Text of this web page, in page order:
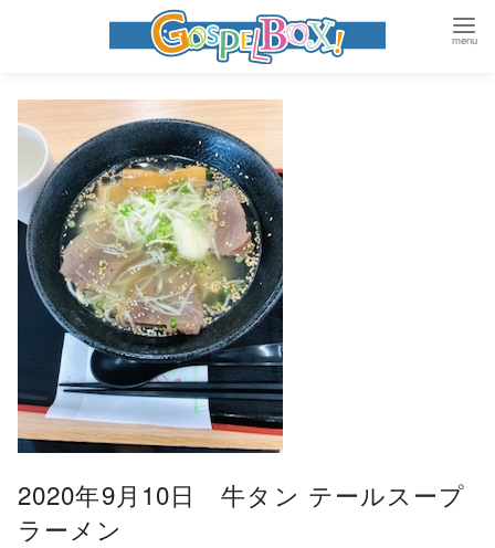
2020年9月10日 牛タン テールスープ
ラーメン